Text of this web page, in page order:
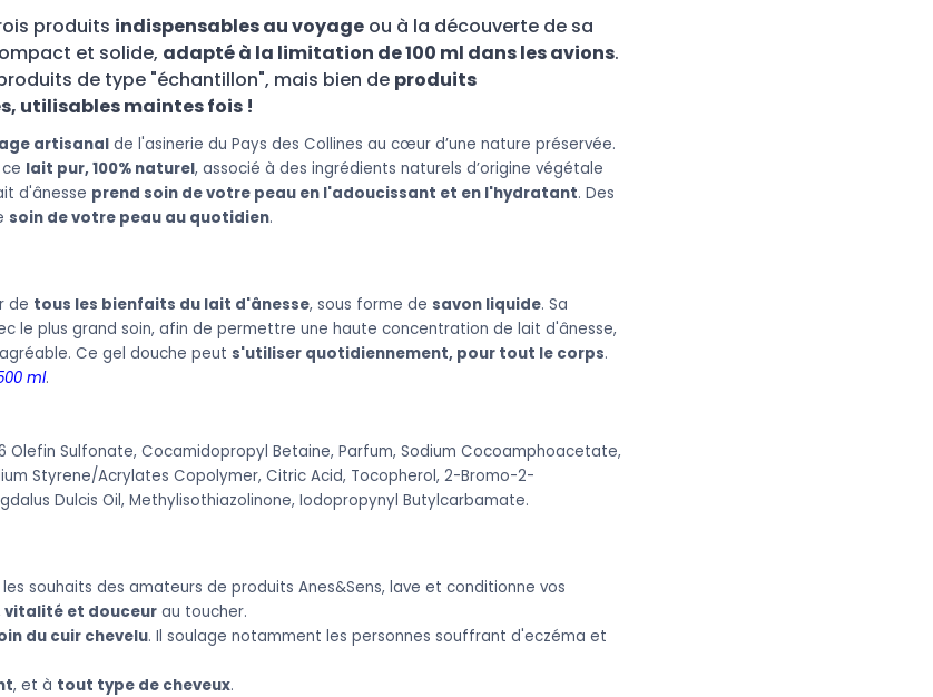
produits indispensables au voyage ou à la découverte de sa
et solide, adapté à la limitation de 100 ml dans les avions.
de type "échantillon", mais bien de produits
utilisables maintes fois !
artisanal de l'asinerie du Pays des Collines au cœur d’une nature préservée.
lait pur, 100% naturel, associé à des ingrédients naturels d’origine végétale
d'ânesse prend soin de votre peau en l'adoucissant et en l'hydratant. Des
soin de votre peau au quotidien.
de tous les bienfaits du lait d'ânesse, sous forme de savon liquide. Sa
le plus grand soin, afin de permettre une haute concentration de lait d'ânesse,
Ce gel douche peut s'utiliser quotidiennement, pour tout le corps.
ml.
Olefin Sulfonate, Cocamidopropyl Betaine, Parfum, Sodium Cocoamphoacetate,
Styrene/Acrylates Copolymer, Citric Acid, Tocopherol, 2-Bromo-2-
Dulcis Oil, Methylisothiazolinone, Iodopropynyl Butylcarbamate.
souhaits des amateurs de produits Anes&Sens, lave et conditionne vos
vitalité et douceur au toucher.
du cuir chevelu. Il soulage notamment les personnes souffrant d'eczéma et
, et à tout type de cheveux.